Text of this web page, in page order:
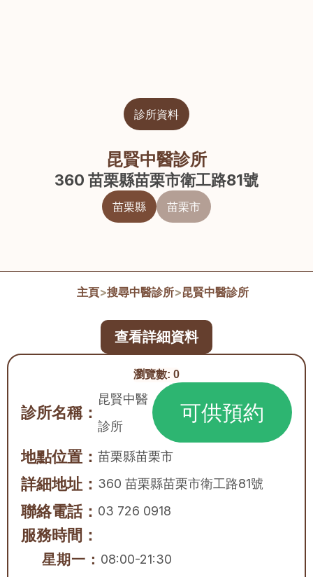
診所資料
昆賢中醫診所
360 苗栗縣苗栗市衛工路81號
苗栗縣 苗栗市
主頁>搜尋中醫診所>昆賢中醫診所
瀏覽數: 0
診所名稱：
昆賢中醫
診所
可供預約
地點位置： 苗栗縣苗栗市
詳細地址： 360 苗栗縣苗栗市衛工路81號
聯絡電話： 03 726 0918
服務時間：
星期一： 08:00-21:30
查看詳細資料